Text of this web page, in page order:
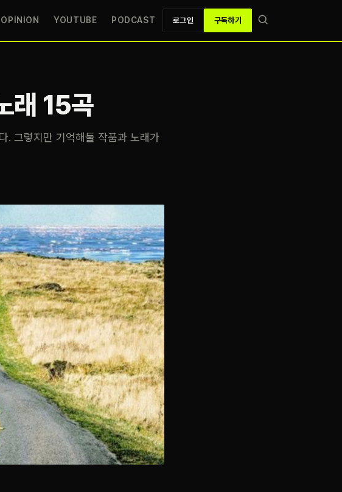
OPINION YOUTUBE PODCAST 로그인 구독하기
래 15곡
. 그렇지만 기억해둘 작품과 노래가